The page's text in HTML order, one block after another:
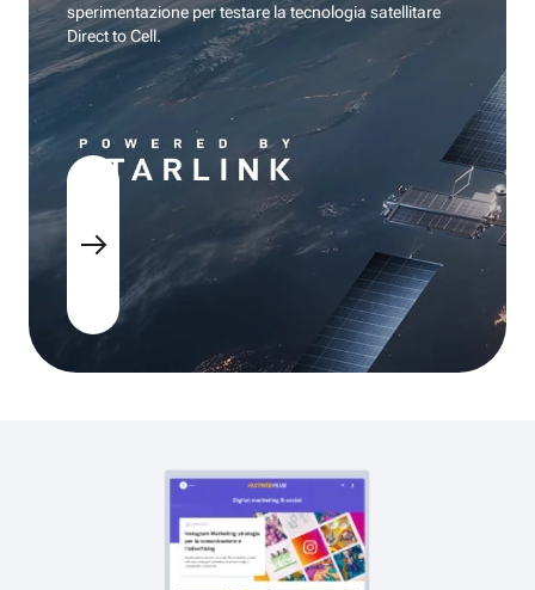
sperimentazione per testare la tecnologia satellitare
Direct to Cell.